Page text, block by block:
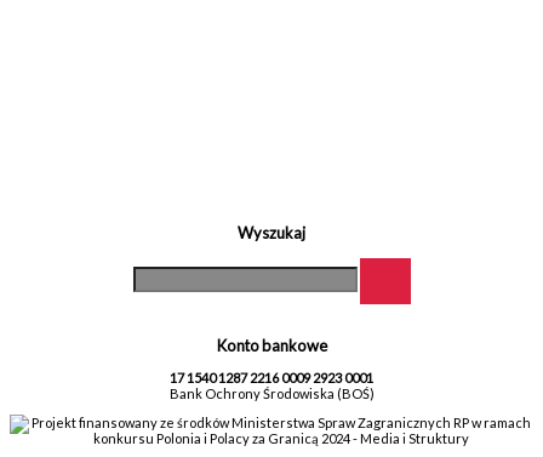
Wyszukaj
Konto bankowe
17 1540 1287 2216 0009 2923 0001
Bank Ochrony Środowiska (BOŚ)
Projekt finansowany ze środków Ministerstwa Spraw Zagranicznych RP w ramach
konkursu Polonia i Polacy za Granicą 2024 - Media i Struktury